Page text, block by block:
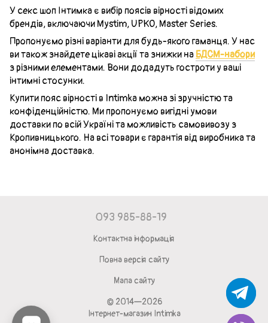
У секс шоп Інтимка є вибір поясів вірності відомих
брендів, включаючи Mystim, UPKO, Master Series.
Пропонуємо різні варіанти для будь-якого гаманця. У нас
ви також знайдете цікаві акції та знижки на БДСМ-набори
з різними елементами. Вони додадуть гостроти у ваші
інтимні стосунки.
Купити пояс вірності в Intimka можна зі зручністю та
конфіденційністю. Ми пропонуємо вигідні умови
доставки по всій Україні та можливість самовивозу з
Кропивницького. На всі товари є гарантія від виробника та
анонімна доставка.
093 985-88-19
Контактна інформація
Повна версія сайту
Мапа сайту
© 2014—2026
Інтернет-магазин Intimka